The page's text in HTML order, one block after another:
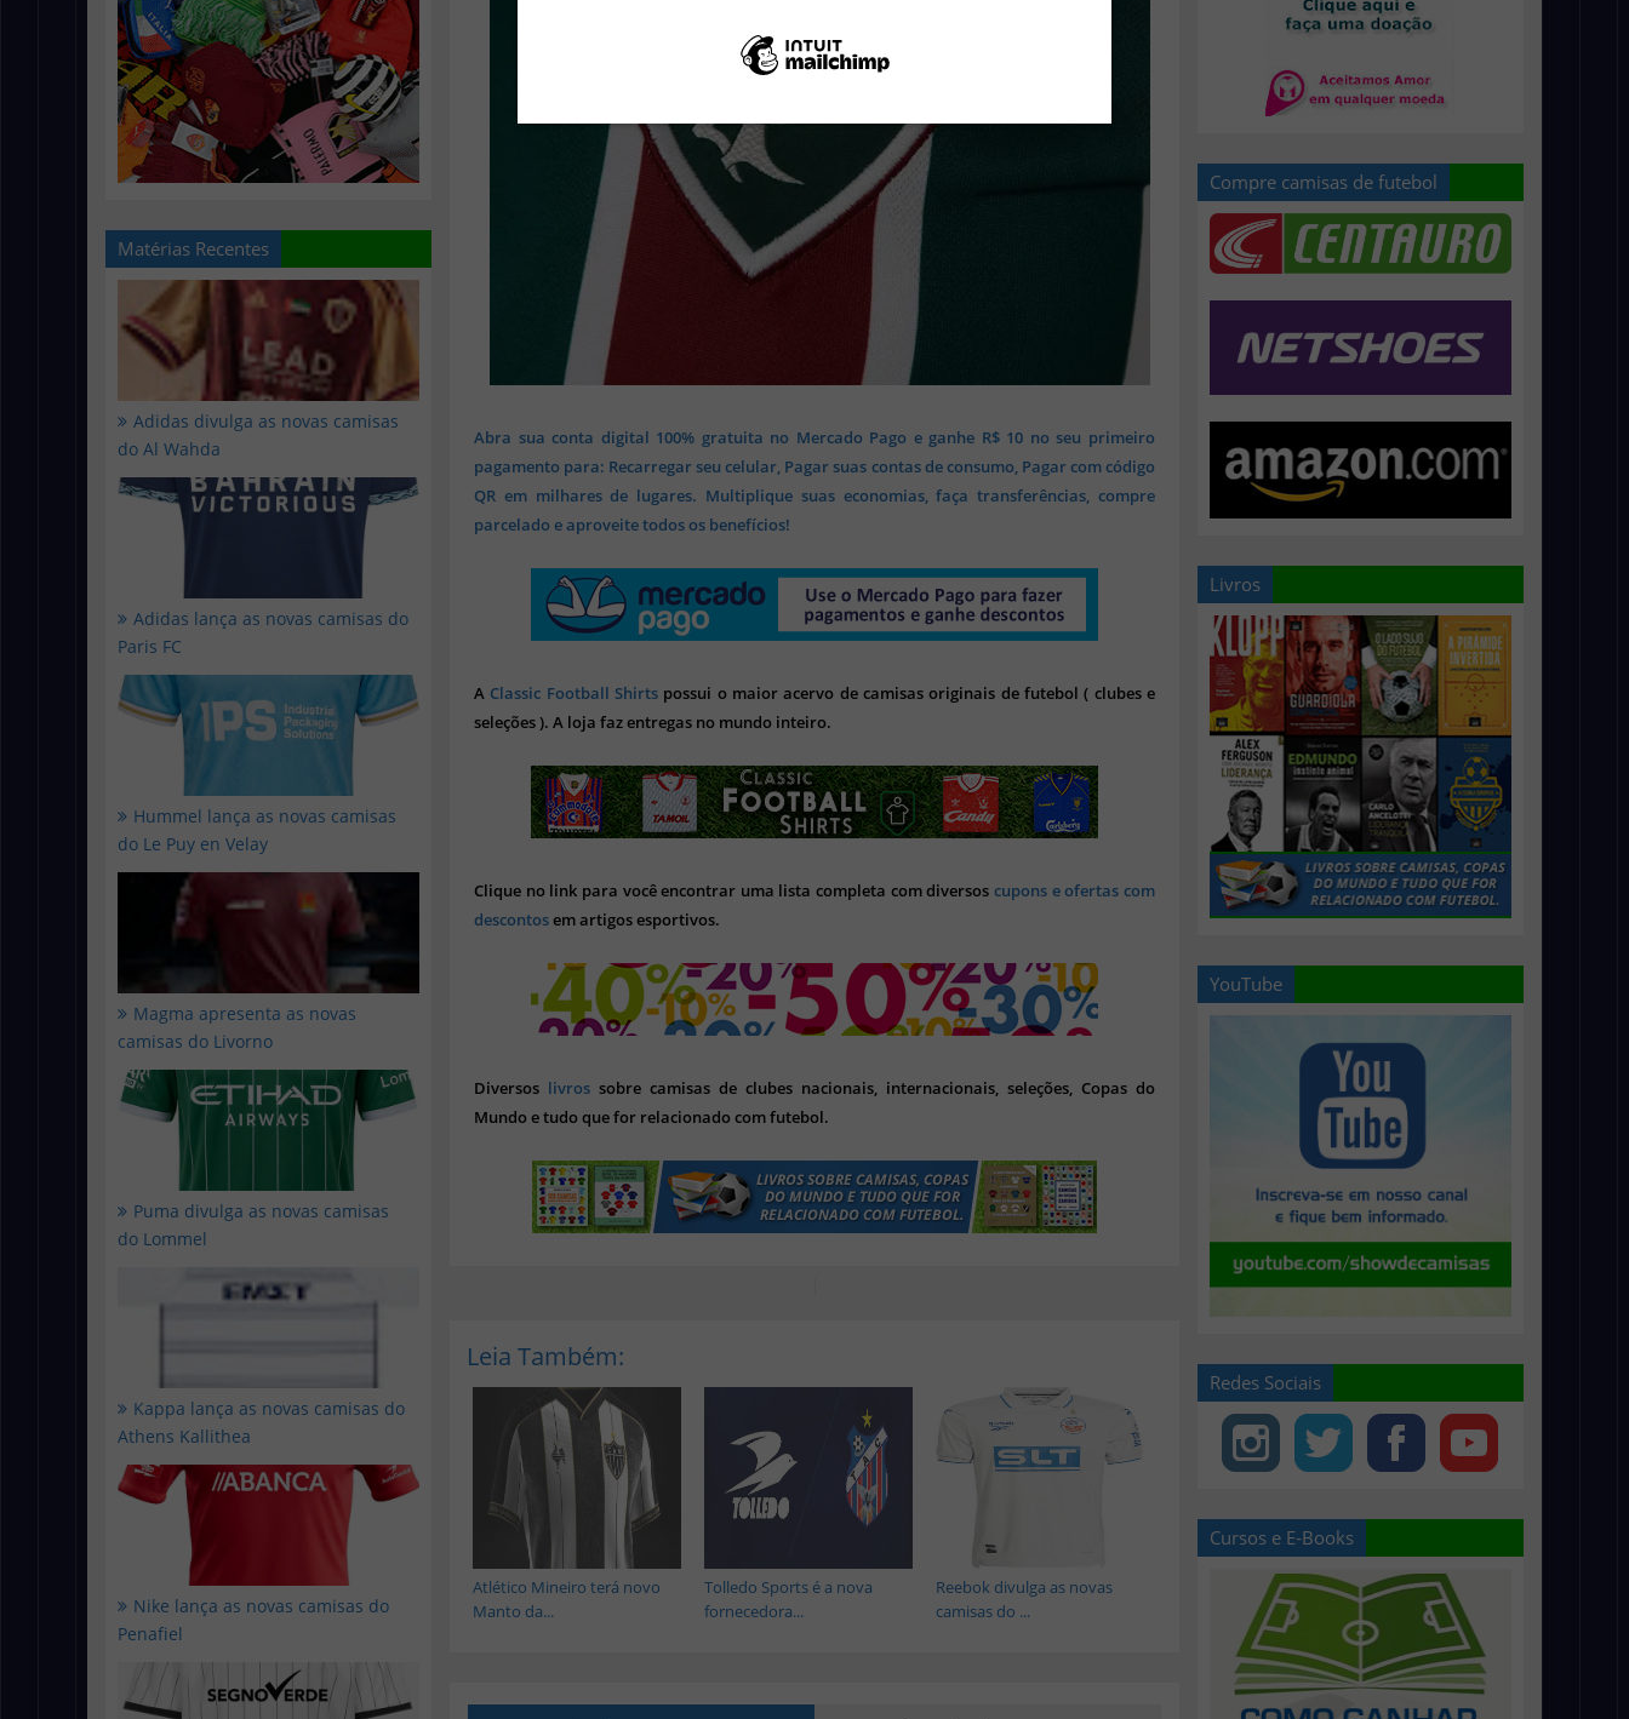
Matérias Recentes
Adidas divulga as novas camisas
do Al Wahda
Adidas lança as novas camisas do
Paris FC
Hummel lança as novas camisas
do Le Puy en Velay
Magma apresenta as novas
camisas do Livorno
Puma divulga as novas camisas
do Lommel
Kappa lança as novas camisas do
Athens Kallithea
Nike lança as novas camisas do
Penafiel
Abra sua conta digital 100% gratuita no Mercado Pago e ganhe R$ 10 no seu primeiro
pagamento para: Recarregar seu celular, Pagar suas contas de consumo, Pagar com código
QR em milhares de lugares. Multiplique suas economias, faça transferências, compre
parcelado e aproveite todos os benefícios!
A Classic Football Shirts possui o maior acervo de camisas originais de futebol ( clubes e
seleções ). A loja faz entregas no mundo inteiro.
Clique no link para você encontrar uma lista completa com diversoscupons e ofertas com
descontosem artigos esportivos.
Diversos livros sobre camisas de clubes nacionais, internacionais, seleções, Copas do
Mundo e tudo que for relacionado com futebol.
Leia Também:
Reebok divulga as novas
camisas do ...
Tolledo Sports é a nova
fornecedora...
Atlético Mineiro terá novo
Manto da...
Compre camisas de futebol
Livros
YouTube
Redes Sociais
Cursos e E-Books